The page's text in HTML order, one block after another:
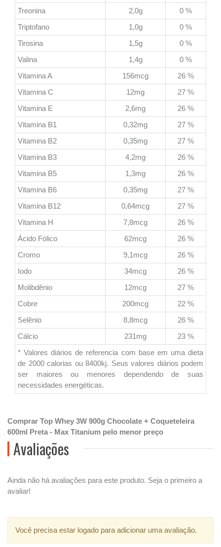
Treonina
2,0g
0 %
Triptofano
1,0g
0 %
Tirosina
1,5g
0 %
Valina
1,4g
0 %
Vitamina A
156mcg
26 %
Vitamina C
12mg
27 %
Vitamina E
2,6mg
26 %
Vitamina B1
0,32mg
27 %
Vitamina B2
0,35mg
27 %
Vitamina B3
4,2mg
26 %
Vitamina B5
1,3mg
26 %
Vitamina B6
0,35mg
27 %
Vitamina B12
0,64mcg
27 %
Vitamina H
7,8mcg
26 %
Ácido Fólico
62mcg
26 %
Cromo
9,1mcg
26 %
Iodo
34mcg
26 %
Molibdênio
12mcg
27 %
Cobre
200mcg
22 %
Selênio
8,8mcg
26 %
Cálcio
231mg
23 %
* Valores diários de referencia com base em uma dieta
de 2000 calorias ou 8400kj. Seus valores diários podem
ser maiores ou menores dependendo de suas
necessidades energéticas.
Comprar Top Whey 3W 900g Chocolate + Coqueteleira
600ml Preta - Max Titanium pelo menor preço
Avaliações
Ainda não há avaliações para este produto. Seja o primeiro a
avaliar!
Você precisa estar logado para adicionar uma avaliação.